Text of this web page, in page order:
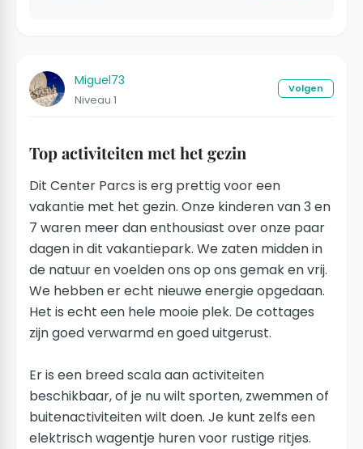
Miguel73
Niveau 1
Volgen
Top activiteiten met het gezin
Dit Center Parcs is erg prettig voor een
vakantie met het gezin. Onze kinderen van 3 en
7 waren meer dan enthousiast over onze paar
dagen in dit vakantiepark. We zaten midden in
de natuur en voelden ons op ons gemak en vrij.
We hebben er echt nieuwe energie opgedaan.
Het is echt een hele mooie plek. De cottages
zijn goed verwarmd en goed uitgerust.
Er is een breed scala aan activiteiten
beschikbaar, of je nu wilt sporten, zwemmen of
buitenactiviteiten wilt doen. Je kunt zelfs een
elektrisch wagentje huren voor rustige ritjes.